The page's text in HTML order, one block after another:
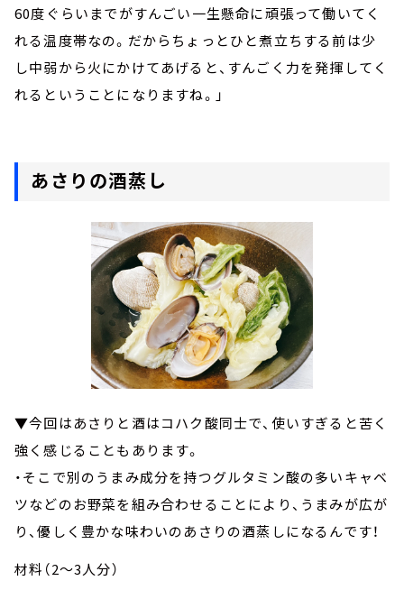
60度ぐらいまでがすんごい一生懸命に頑張って働いてく
れる温度帯なの。だからちょっとひと煮立ちする前は少
し中弱から火にかけてあげると、すんごく力を発揮してく
れるということになりますね。」
あさりの酒蒸し
▼今回はあさりと酒はコハク酸同士で、使いすぎると苦く
強く感じることもあります。
・そこで別のうまみ成分を持つグルタミン酸の多いキャベ
ツなどのお野菜を組み合わせることにより、うまみが広が
り、優しく豊かな味わいのあさりの酒蒸しになるんです！
材料（2～3人分）